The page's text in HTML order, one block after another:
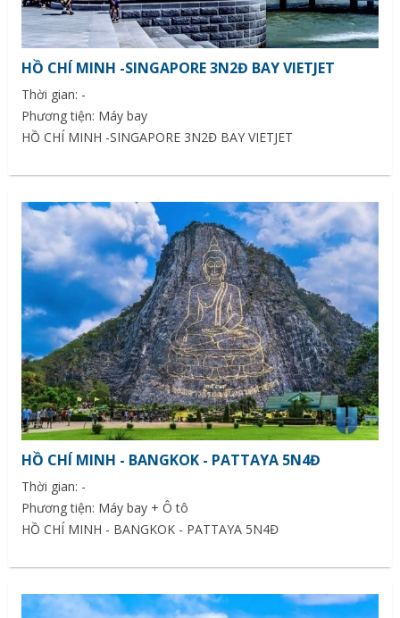
HỒ CHÍ MINH -SINGAPORE 3N2Đ BAY VIETJET
Thời gian: -
Phương tiện: Máy bay
HỒ CHÍ MINH -SINGAPORE 3N2Đ BAY VIETJET
HỒ CHÍ MINH - BANGKOK - PATTAYA 5N4Đ
Thời gian: -
Phương tiện: Máy bay + Ô tô
HỒ CHÍ MINH - BANGKOK - PATTAYA 5N4Đ